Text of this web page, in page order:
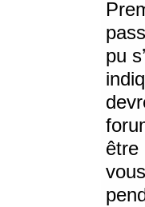
pu
être